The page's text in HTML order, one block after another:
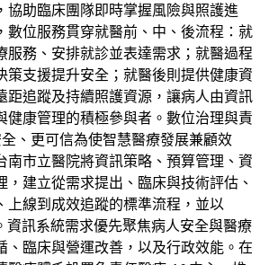
協助臨床團隊即時掌握風險與照護進
數位服務貫穿就醫前、中、後流程：就
服務、安排就診並表達需求；就醫過程
策支援提升安全；就醫後則提供健康資
距追蹤及持續照護資源，讓病人由資訊
健康管理的積極參與者。數位治理與責
、更可信為使智慧醫療發展兼顧效
南市立醫院將資訊策略、預算管理、資
，建立從需求提出、臨床與技術評估、
上線到成效追蹤的標準流程，並以
資訊系統需求優先聚焦病人安全與醫療
、臨床與營運改善，以及行政效能。在